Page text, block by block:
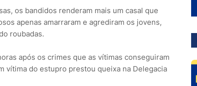
os bandidos renderam mais um casal que
apenas amarraram e agrediram os jovens,
roubadas.
após os crimes que as vítimas conseguiram
vítima do estupro prestou queixa na Delegacia